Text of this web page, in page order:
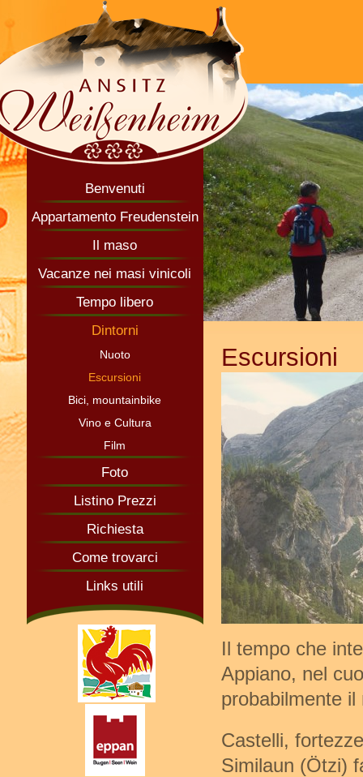
Benvenuti
Appartamento Freudenstein
Il maso
Vacanze nei masi vinicoli
Tempo libero
Dintorni
Nuoto
Escursioni
Bici, mountainbike
Vino e Cultura
Film
Foto
Listino Prezzi
Richiesta
Come trovarci
Links utili
Escursioni
Il tempo che
Appiano, nel
probabilmente
Castelli,
Similaun (Ötzi)